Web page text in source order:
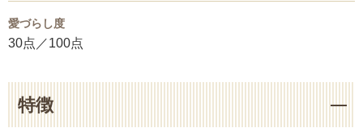
愛づらし度
30点／100点
特徴